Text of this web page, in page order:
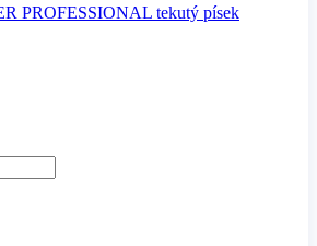
PROFESSIONAL tekutý písek